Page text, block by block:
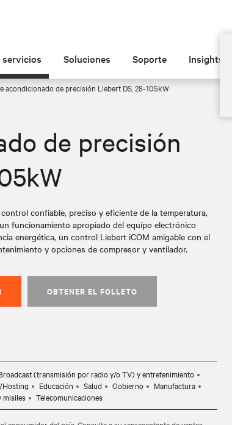
Soluciones Soporte Insights
acondicionado de precisión Liebert DS, 28-105kW
de precisión
confiable, preciso y eficiente de la temperatura,
funcionamiento apropiado del equipo electrónico
energética, un control Liebert iCOM amigable con el
y opciones de compresor y ventilador.
OBTENER EL FOLLETO
(transmisión por radio y/o TV) y entretenimiento
Hosting
Educación Salud Gobierno
Manufactura
misiles
Telecomunicaciones